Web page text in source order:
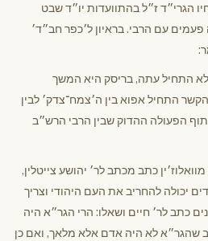
הגרי״ד ז״ל בהתוועדות יו״ד שבט
עם הרבי. בראיון ל׳כפר חב״ד׳
לא התחיל עתה, בריסק היא המשך
הקשר התחיל אפוא בין ה׳צמח־צדק׳ לבין
הפעולה ההדוק שבין הרבי הרש״ב
כתב מכתב לר׳ יהושע צייטלין,
יכולה להחריב את העם היהודי וצריך
כתב לר׳ חיים ושאלו: הרי הגר״א היה
שהגר״א לא היה אדם אלא מלאך, ואם כן